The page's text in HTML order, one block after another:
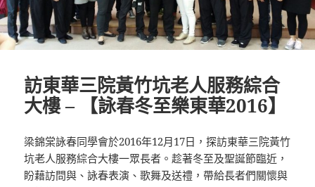
訪東華三院黃竹坑老人服務綜合
大樓 – 【詠春冬至樂東華2016】
梁錦棠詠春同學會於2016年12月17日，探訪東華三院黃竹
坑老人服務綜合大樓一眾長者。趁著冬至及聖誕節臨近，
盼藉訪問與、詠春表演、歌舞及送禮，帶給長者們關懷與